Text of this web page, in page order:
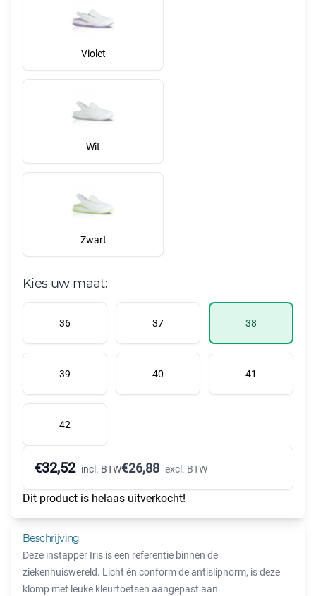
Violet
Wit
Zwart
Kies uw maat:
36 37 38
39 40 41
42
€32,52 incl. BTW€26,88 excl. BTW
Dit product is helaas uitverkocht!
Beschrijving
Deze instapper Iris is een referentie binnen de
ziekenhuiswereld. Licht én conform de antislipnorm, is deze
klomp met leuke kleurtoetsen aangepast aan